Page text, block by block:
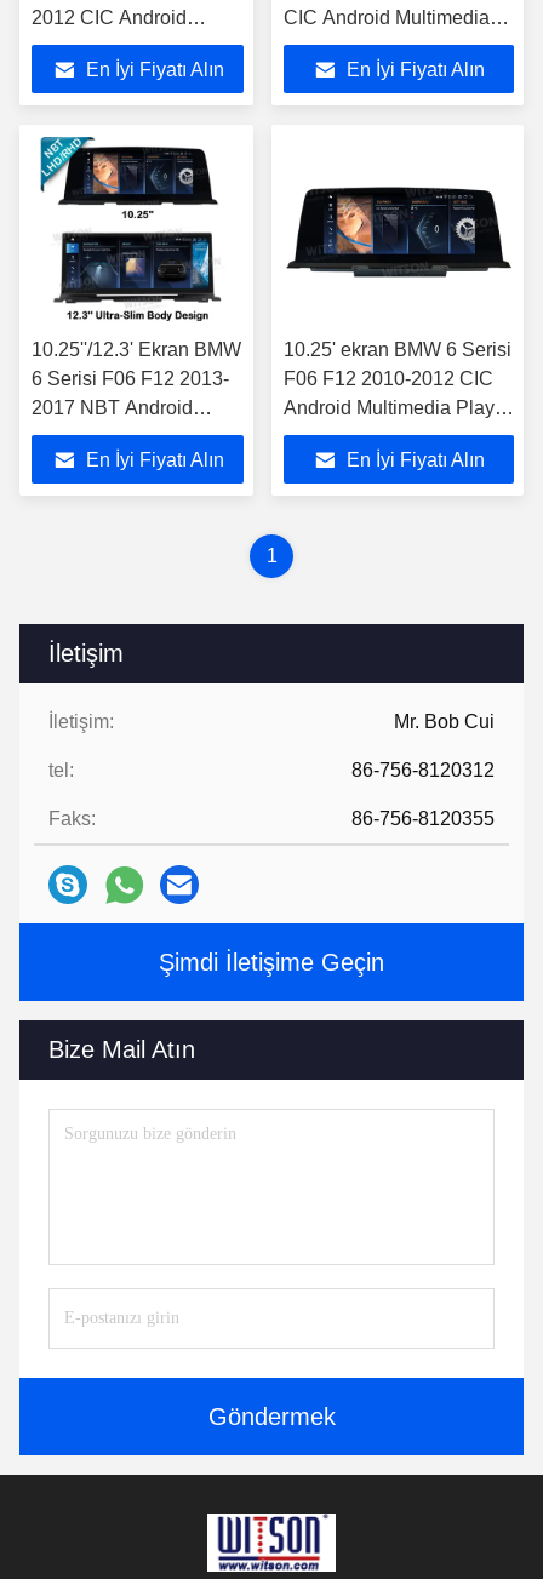
İletişim
İletişim: Mr. Bob Cui
tel: 86-756-8120312
Faks: 86-756-8120355
Şimdi İletişime Geçin
Bize Mail Atın
Göndermek
2012 CIC Android
Multimedia Player için
En İyi Fiyatı Alın
CIC Android Multimedia
Player için
En İyi Fiyatı Alın
10.25''/12.3' Ekran BMW
6 Serisi F06 F12 2013-
2017 NBT Android
Multimedia Player için
En İyi Fiyatı Alın
10.25' ekran BMW 6 Serisi
F06 F12 2010-2012 CIC
Android Multimedia Player
için
En İyi Fiyatı Alın
1